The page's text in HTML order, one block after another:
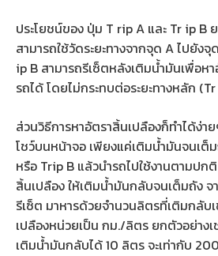
ประโยชน์ของ ปุ่ม T rip A และ Tr ip B
สามารถใช้วัดระยะทางจากจุด A ไปยั
ip B สามารถรีเซ็ตหลังเติมน้ำมันเพื่อห
รถได้ โดยไม่กระทบต่อระยะทางหลัก
ส่วนวิธีการหาอัตราสิ้นเปลืองก็ทำได้ง่
โชว์บนหน้าจอ เพียงแค่เติมน้ำมันจนเต็
หรือ Trip B แล้วนำรถไปใช้งานตามปก
สิ้นเปลือง ให้เติมน้ำมันกลับจนเต็มถัง จ
รีเซ็ต มาหารด้วยจำนวนลิตรที่เติมกลับ
เปลืองหน่วยเป็น กม./ลิตร ยกตัวอย่างเ
เติมน้ำมันกลับได้ 10 ลิตร จะเท่ากับ